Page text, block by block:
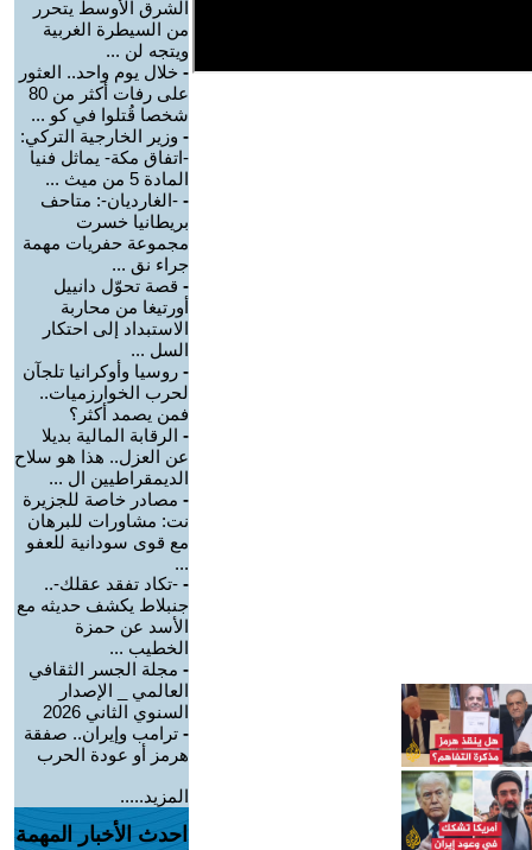
الشرق الأوسط يتحرر
من السيطرة الغربية
ويتجه لن ...
- خلال يوم واحد.. العثور
على رفات أكثر من 80
شخصا قُتلوا في كو ...
- وزير الخارجية التركي:
-اتفاق مكة- يماثل فنيا
المادة 5 من ميث ...
- -الغارديان-: متاحف
بريطانيا خسرت
مجموعة حفريات مهمة
جراء نق ...
- قصة تحوّل دانييل
أورتيغا من محاربة
الاستبداد إلى احتكار
السل ...
- روسيا وأوكرانيا تلجآن
لحرب الخوارزميات..
فمن يصمد أكثر؟
- الرقابة المالية بديلا
عن العزل.. هذا هو سلاح
الديمقراطيين ال ...
- مصادر خاصة للجزيرة
نت: مشاورات للبرهان
مع قوى سودانية للعفو
...
- -تكاد تفقد عقلك-..
جنبلاط يكشف حديثه مع
الأسد عن حمزة
الخطيب ...
- مجلة الجسر الثقافي
العالمي _ الإصدار
السنوي الثاني 2026
- ترامب وإيران.. صفقة
هرمز أو عودة الحرب
المزيد.....
احدث الأخبار المهمة